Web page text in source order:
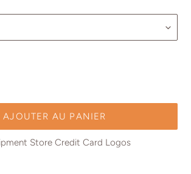
AJOUTER AU PANIER